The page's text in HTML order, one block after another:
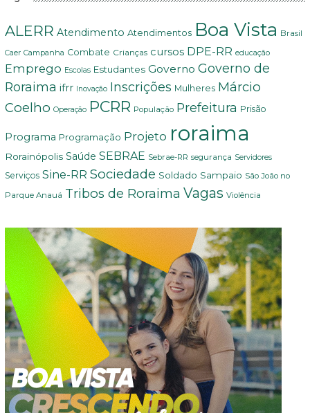
ALERR Atendimento Atendimentos Boa Vista Brasil
Caer Campanha Combate Crianças cursos DPE-RR educação
Emprego Escolas Estudantes Governo Governo de
Roraima ifrr Inovação Inscrições Mulheres Márcio
Coelho Operação PCRR População Prefeitura Prisão
Programa Programação Projeto roraima
Rorainópolis Saúde SEBRAE Sebrae-RR segurança Servidores
Serviços Sine-RR Sociedade Soldado Sampaio São João no
Parque Anauá Tribos de Roraima Vagas Violência